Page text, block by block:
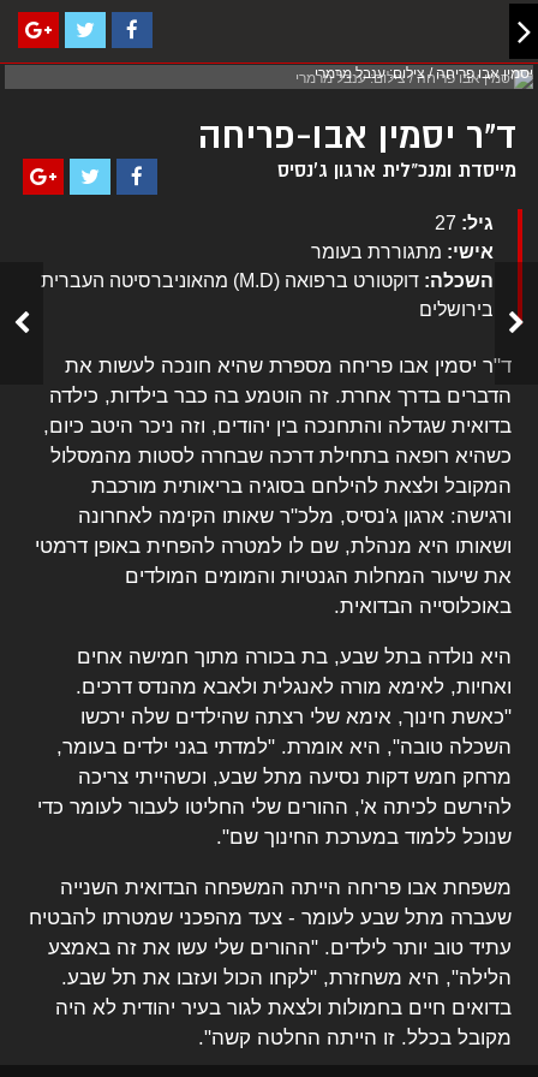
יסמין אבו פריחה / צילום: ענבל מרמרי
ד"ר יסמין אבו-פריחה
מייסדת ומנכ"לית ארגון ג'נסיס
גיל:
אישי: מתגוררת בעומר
השכלה:
דוקטורט ברפואה (M.D) מהאוניברסיטה העברית
בירושלים
ד"ר יסמין אבו פריחה מספרת שהיא חונכה לעשות את
הדברים בדרך אחרת. זה הוטמע בה כבר בילדות, כילדה
בדואית שגדלה והתחנכה בין יהודים, וזה ניכר היטב כיום,
כשהיא רופאה בתחילת דרכה שבחרה לסטות מהמסלול
המקובל ולצאת להילחם בסוגיה בריאותית מורכבת
ורגישה: ארגון ג'נסיס, מלכ"ר שאותו הקימה לאחרונה
ושאותו היא מנהלת, שם לו למטרה להפחית באופן דרמטי
את שיעור המחלות הגנטיות והמומים המולדים
באוכלוסייה הבדואית.
היא נולדה בתל שבע, בת בכורה מתוך חמישה אחים
ואחיות, לאימא מורה לאנגלית ולאבא מהנדס דרכים.
"כאשת חינוך, אימא שלי רצתה שהילדים שלה ירכשו
השכלה טובה", היא אומרת. "למדתי בגני ילדים בעומר,
מרחק חמש דקות נסיעה מתל שבע, וכשהייתי צריכה
להירשם לכיתה א', ההורים שלי החליטו לעבור לעומר כדי
שנוכל ללמוד במערכת החינוך שם".
משפחת אבו פריחה הייתה המשפחה הבדואית השנייה
שעברה מתל שבע לעומר - צעד מהפכני שמטרתו להבטיח
עתיד טוב יותר לילדים. "ההורים שלי עשו את זה באמצע
הלילה", היא משחזרת, "לקחו הכול ועזבו את תל שבע.
בדואים חיים בחמולות ולצאת לגור בעיר יהודית לא היה
מקובל בכלל. זו הייתה החלטה קשה".